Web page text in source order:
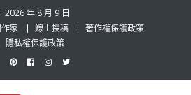
2026 年 8 月 9 日
家 線上投稿
著作權保護政策
隱私權保護政策